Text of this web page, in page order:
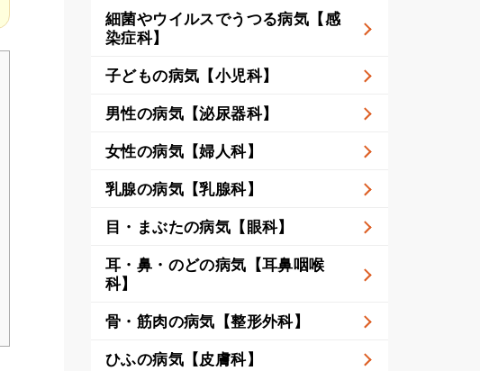
細菌やウイルスでうつる病気【感
染症科】
子どもの病気【小児科】
男性の病気【泌尿器科】
女性の病気【婦人科】
乳腺の病気【乳腺科】
目・まぶたの病気【眼科】
耳・鼻・のどの病気【耳鼻咽喉
科】
骨・筋肉の病気【整形外科】
ひふの病気【皮膚科】